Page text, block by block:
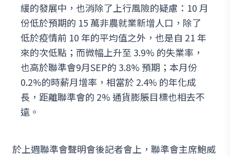
緩的發展中，也消除了上行風險的疑慮：10 月
份低於預期的 15 萬非農就業新增人口，除了
低於疫情前 10 年的平均值之外，也是自 21 年
來的次低點；而微幅上升至 3.9% 的失業率，
也高於聯準會9月SEP的 3.8% 預期；本月份
0.2%的時薪月增率，相當於 2.4% 的年化成
長，距離聯準會的 2% 通貨膨脹目標也相去不
遠。
於上週聯準會聲明會後記者會上，聯準會主席鮑威